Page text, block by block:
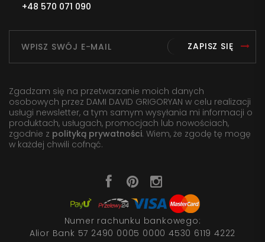
+48 570 071 090
ZAPISZ SIĘ
Zgadzam się na przetwarzanie moich danych
osobowych przez DAMI DAVID GRIGORYAN w celu realizacji
usługi newsletter, a tym samym wysyłania mi informacji o
produktach, usługach, promocjach lub nowościach,
zgodnie z polityką prywatności. Wiem, że zgodę tę mogę
w każdej chwili cofnąć.
Numer rachunku bankowego:
Alior Bank 57 2490 0005 0000 4530 6119 4222